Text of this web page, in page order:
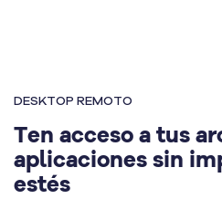
DESKTOP REMOTO
Ten acceso a tus
aplicaciones sin
estés